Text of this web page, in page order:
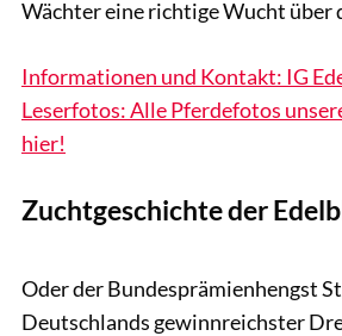
Wächter eine richtige Wucht über
Informationen und Kontakt: IG
Leserfotos: Alle Pferdefotos
hier!
Zuchtgeschichte der
Oder der Bundesprämienhengst
Deutschlands gewinnreichster